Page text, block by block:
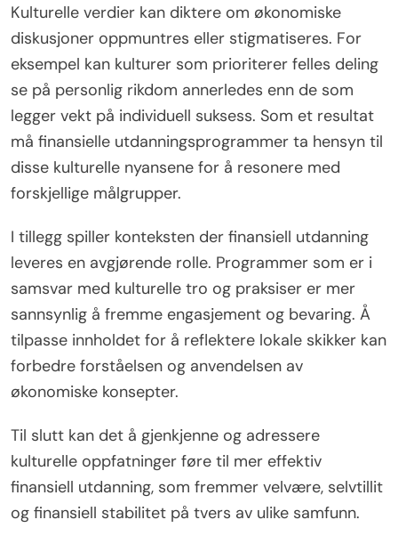
Kulturelle verdier kan diktere om økonomiske
diskusjoner oppmuntres eller stigmatiseres. For
eksempel kan kulturer som prioriterer felles deling
se på personlig rikdom annerledes enn de som
legger vekt på individuell suksess. Som et resultat
må finansielle utdanningsprogrammer ta hensyn til
disse kulturelle nyansene for å resonere med
forskjellige målgrupper.
I tillegg spiller konteksten der finansiell utdanning
leveres en avgjørende rolle. Programmer som er i
samsvar med kulturelle tro og praksiser er mer
sannsynlig å fremme engasjement og bevaring. Å
tilpasse innholdet for å reflektere lokale skikker kan
forbedre forståelsen og anvendelsen av
økonomiske konsepter.
Til slutt kan det å gjenkjenne og adressere
kulturelle oppfatninger føre til mer effektiv
finansiell utdanning, som fremmer velvære, selvtillit
og finansiell stabilitet på tvers av ulike samfunn.